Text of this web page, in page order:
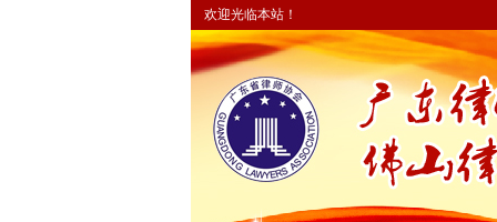
欢迎光临本站！